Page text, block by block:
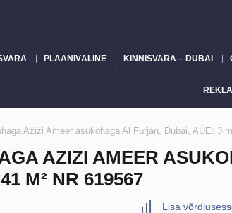
PLAANIVÄLINE KINNISVARA – DUBAI
Azizi Ameer asukohaga Al Furjan, Dubai, AÜE: 3
AZIZI AMEER
M² NR 619567
Lisa